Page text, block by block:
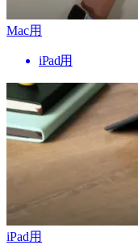
Mac用
iPad用
iPad用